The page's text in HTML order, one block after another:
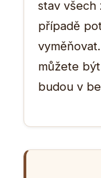
stav všech
případě
můžete
budou v